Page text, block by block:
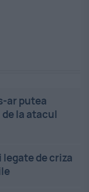
ar putea
la atacul
de criza